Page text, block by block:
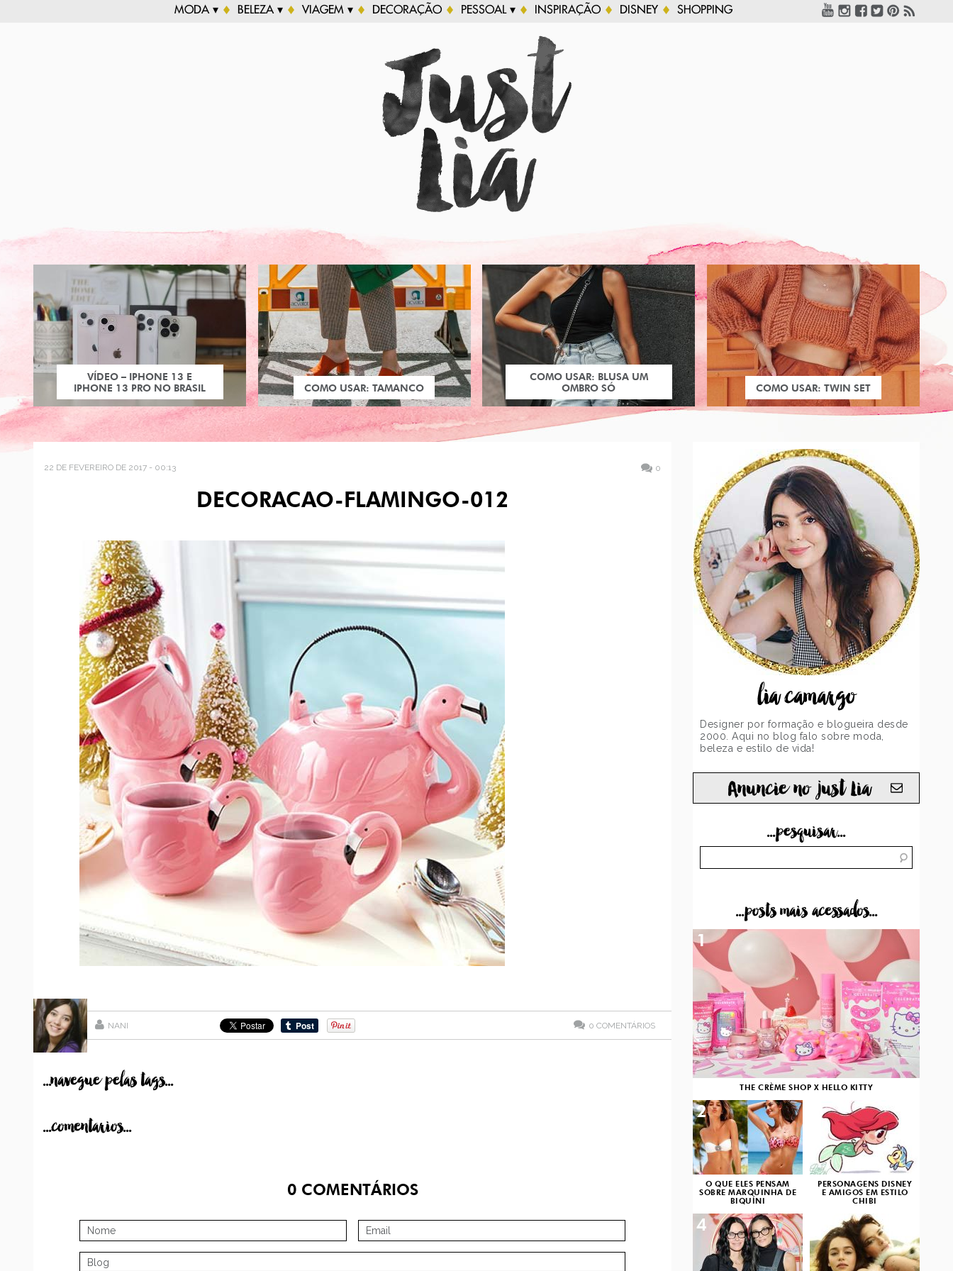
MODA ▾ BELEZA ▾ VIAGEM ▾ DECORAÇÃO PESSOAL ▾ INSPIRAÇÃO DISNEY SHOPPING
VÍDEO – IPHONE 13 E
IPHONE 13 PRO NO BRASIL
COMO USAR: TAMANCO
COMO USAR: BLUSA UM
OMBRO SÓ
COMO USAR: TWIN SET
22 DE FEVEREIRO DE 2017 - 00:13 0
DECORACAO-FLAMINGO-012
NANI 0 COMENTÁRIOS
...navegue pelas tags...
...comentarios...
0COMENTÁRIOS
lia camargo
Designer por formação e blogueira desde
2000. Aqui no blog falo sobre moda,
beleza e estilo de vida!
Anuncie no just Lia
...pesquisar...
...posts mais acessados...
THE CRÈME SHOP X HELLO KITTY
1
O QUE ELES PENSAM
SOBRE MARQUINHA DE
BIQUÍNI
2
PERSONAGENS DISNEY
E AMIGOS EM ESTILO
CHIBI
3
4